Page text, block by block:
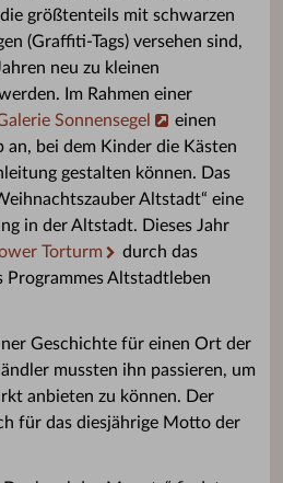
größtenteils mit schwarzen
(Graffiti-Tags) versehen sind,
neu zu kleinen
Im Rahmen einer
Sonnensegel
einen
bei dem Kinder die Kästen
gestalten können. Das
Altstadt“ eine
in der Altstadt. Dieses Jahr
Torturm
durch das
Programmes Altstadtleben
Geschichte für einen Ort der
mussten ihn passieren, um
anbieten zu können. Der
für das diesjährige Motto der